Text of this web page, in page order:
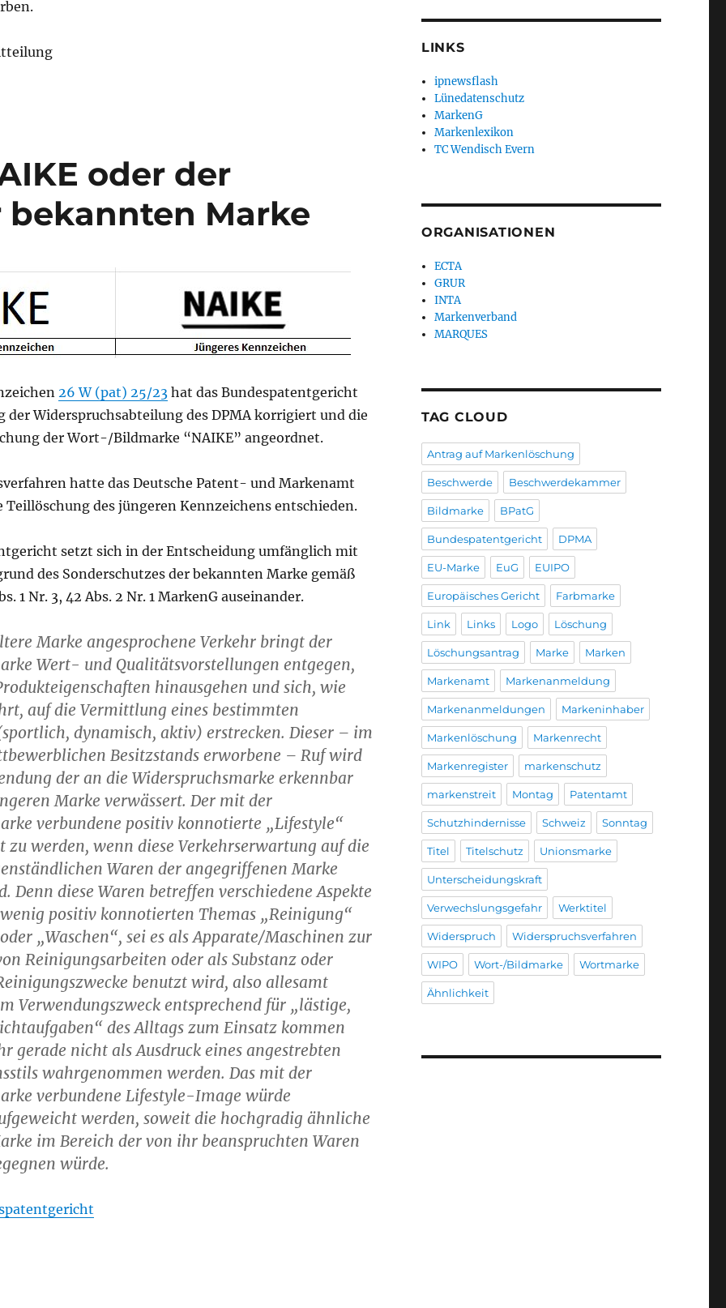
oder der
Marke
26 W (pat) 25/23hat das Bundespatentgericht
der Widerspruchsabteilung des DPMA korrigiert und die
der Wort-/Bildmarke “NAIKE” angeordnet.
hatte das Deutsche Patent- und Markenamt
Teillöschung des jüngeren Kennzeichens entschieden.
setzt sich in der Entscheidung umfänglich mit
des Sonderschutzes der bekannten Marke gemäß
1 Nr. 3, 42 Abs. 2 Nr. 1 MarkenG auseinander.
Marke angesprochene Verkehr bringt der
Wert- und Qualitätsvorstellungen entgegen,
hinausgehen und sich, wie
auf die Vermittlung eines bestimmten
dynamisch, aktiv) erstrecken. Dieser – im
Besitzstands erworbene – Ruf wird
der an die Widerspruchsmarke erkennbar
Marke verwässert. Der mit der
verbundene positiv konnotierte „Lifestyle“
werden, wenn diese Verkehrserwartung auf die
Waren der angegriffenen Marke
Denn diese Waren betreffen verschiedene Aspekte
positiv konnotierten Themas „Reinigung“
„Waschen“, sei es als Apparate/Maschinen zur
Reinigungsarbeiten oder als Substanz oder
benutzt wird, also allesamt
Verwendungszweck entsprechend für „lästige,
des Alltags zum Einsatz kommen
gerade nicht als Ausdruck eines angestrebten
wahrgenommen werden. Das mit der
verbundene Lifestyle-Image würde
werden, soweit die hochgradig ähnliche
im Bereich der von ihr beanspruchten Waren
würde.
LINKS
ipnewsflash
Lünedatenschutz
MarkenG
Markenlexikon
TC Wendisch Evern
ORGANISATIONEN
ECTA
GRUR
INTA
Markenverband
MARQUES
TAG CLOUD
Antrag auf Markenlöschung
Beschwerde Beschwerdekammer
Bildmarke BPatG
Bundespatentgericht DPMA
EU-Marke EuG EUIPO
Europäisches Gericht Farbmarke
Link Links Logo Löschung
Löschungsantrag Marke Marken
Markenamt Markenanmeldung
Markenanmeldungen Markeninhaber
Markenlöschung Markenrecht
Markenregister markenschutz
markenstreit Montag Patentamt
Schutzhindernisse Schweiz Sonntag
Titel Titelschutz Unionsmarke
Unterscheidungskraft
Verwechslungsgefahr Werktitel
Widerspruch Widerspruchsverfahren
WIPO Wort-/Bildmarke Wortmarke
Ähnlichkeit